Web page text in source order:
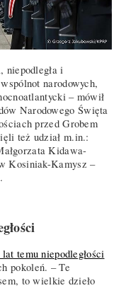
niepodległa i
narodowych,
– mówił
Narodowego Święta
przed Grobem
też udział m.in.:
Kidawa-
Kosiniak-Kamysz –
temu niepodległości
pokoleń. – Te
to wielkie dzieło